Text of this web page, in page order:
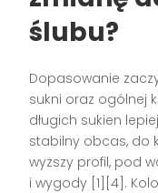
ślubu?
Dopasowanie
sukni oraz ogólnej
długich sukien
stabilny obcas, do
wyższy profil, pod
i wygody [1][4].